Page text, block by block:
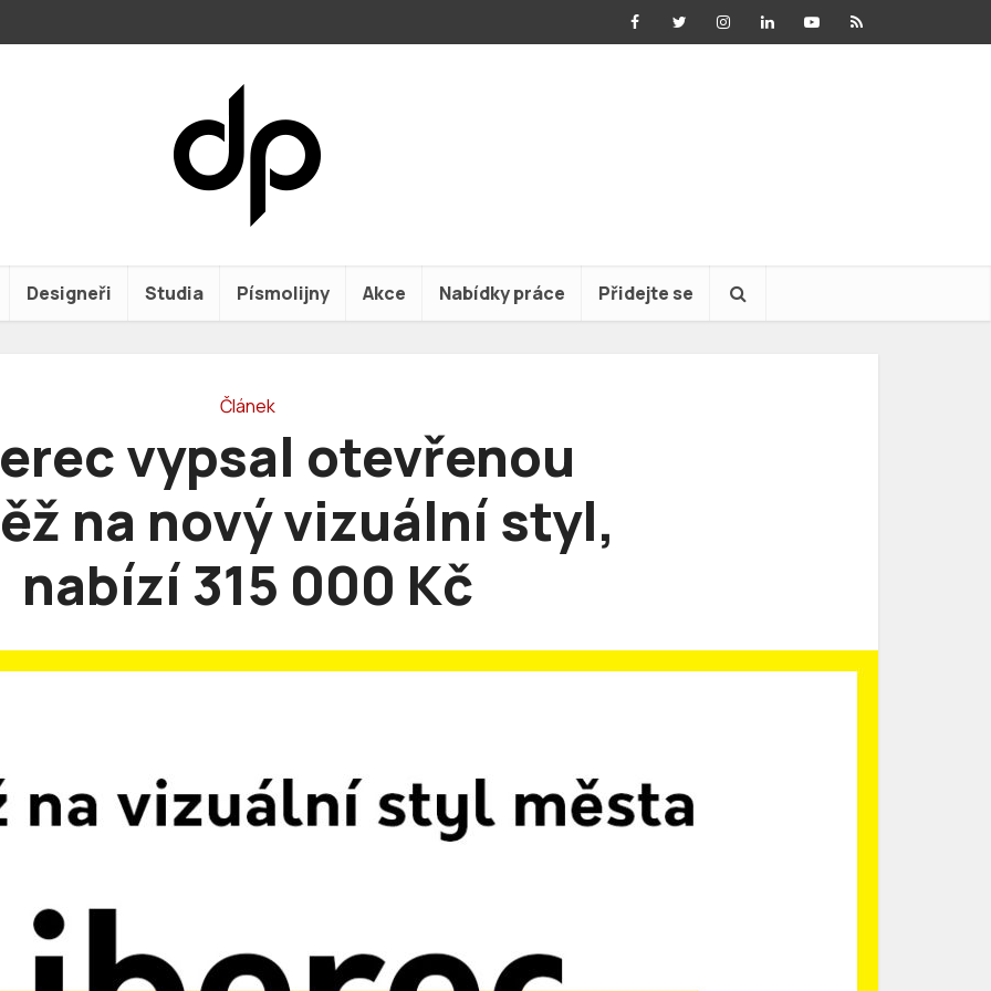
Designeři Studia Písmolijny Akce Nabídky práce Přidejte se
Článek
vypsal otevřenou
na nový vizuální styl,
nabízí 315 000 Kč